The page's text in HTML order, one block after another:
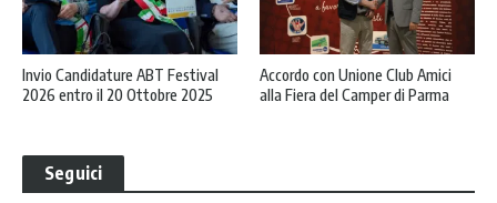
Invio Candidature ABT Festival
2026 entro il 20 Ottobre 2025
Accordo con Unione Club Amici
alla Fiera del Camper di Parma
Seguici